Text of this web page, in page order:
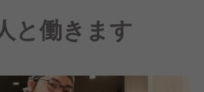
らも、ガツンとした味わいの
をベースに、卵やチーズ、野
ンや定食なども提供していま
と働きます